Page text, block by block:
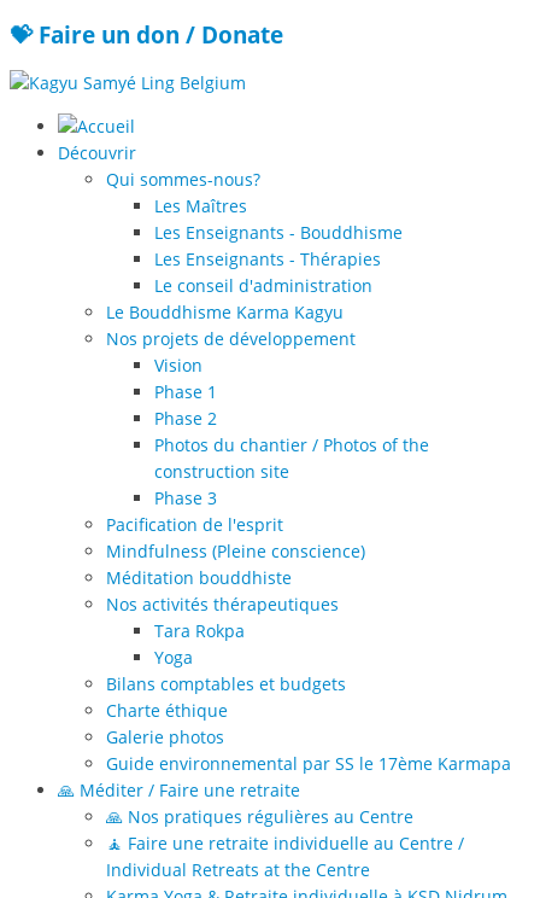
💝 Faire un don / Donate
Découvrir
Qui sommes-nous?
Les Maîtres
Les Enseignants - Bouddhisme
Les Enseignants - Thérapies
Le conseil d'administration
Le Bouddhisme Karma Kagyu
Nos projets de développement
Vision
Phase 1
Phase 2
Photos du chantier / Photos of the
construction site
Phase 3
Pacification de l'esprit
Mindfulness (Pleine conscience)
Méditation bouddhiste
Nos activités thérapeutiques
Tara Rokpa
Yoga
Bilans comptables et budgets
Charte éthique
Galerie photos
Guide environnemental par SS le 17ème Karmapa
🙏 Méditer / Faire une retraite
🙏 Nos pratiques régulières au Centre
🧘 Faire une retraite individuelle au Centre /
Individual Retreats at the Centre